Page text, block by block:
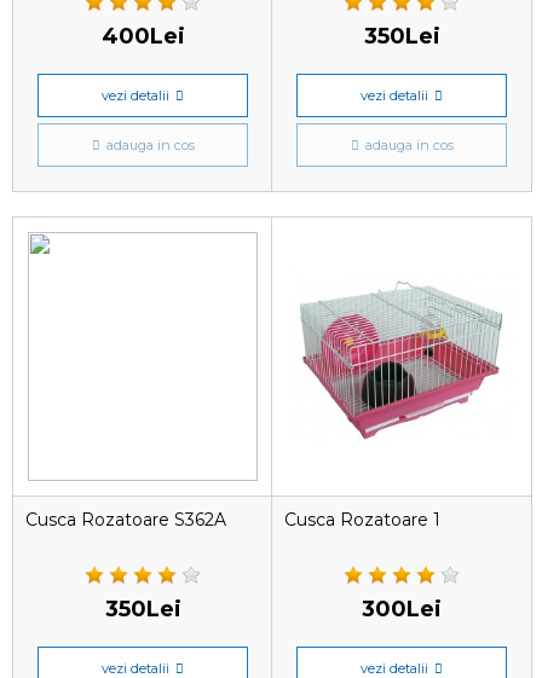
400Lei
vezi detalii
adauga in cos
350Lei
vezi detalii
adauga in cos
Cusca Rozatoare S362A
350Lei
vezi detalii
Cusca Rozatoare 1
300Lei
vezi detalii